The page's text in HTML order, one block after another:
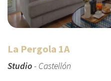
La Pergola 1A
Studio- Castellón